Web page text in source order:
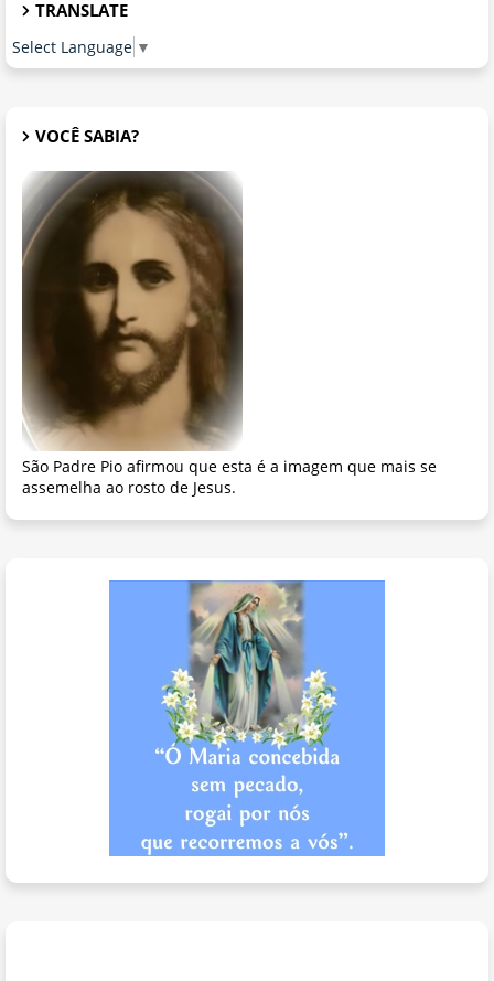
TRANSLATE
Select Language ▼
VOCÊ SABIA?
São Padre Pio afirmou que esta é a imagem que mais se
assemelha ao rosto de Jesus.